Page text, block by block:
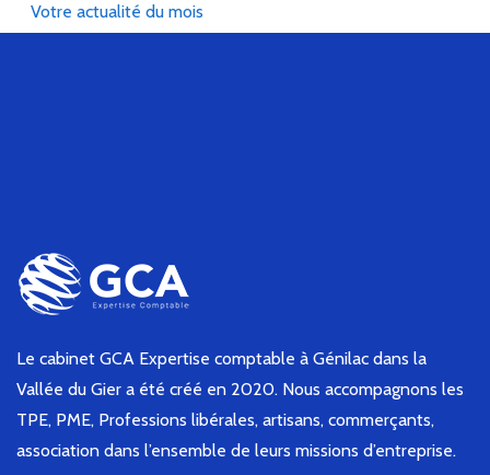
Votre actualité du mois
Le cabinet GCA Expertise comptable à Génilac dans la
Vallée du Gier a été créé en 2020. Nous accompagnons les
TPE, PME, Professions libérales, artisans, commerçants,
association dans l’ensemble de leurs missions d’entreprise.